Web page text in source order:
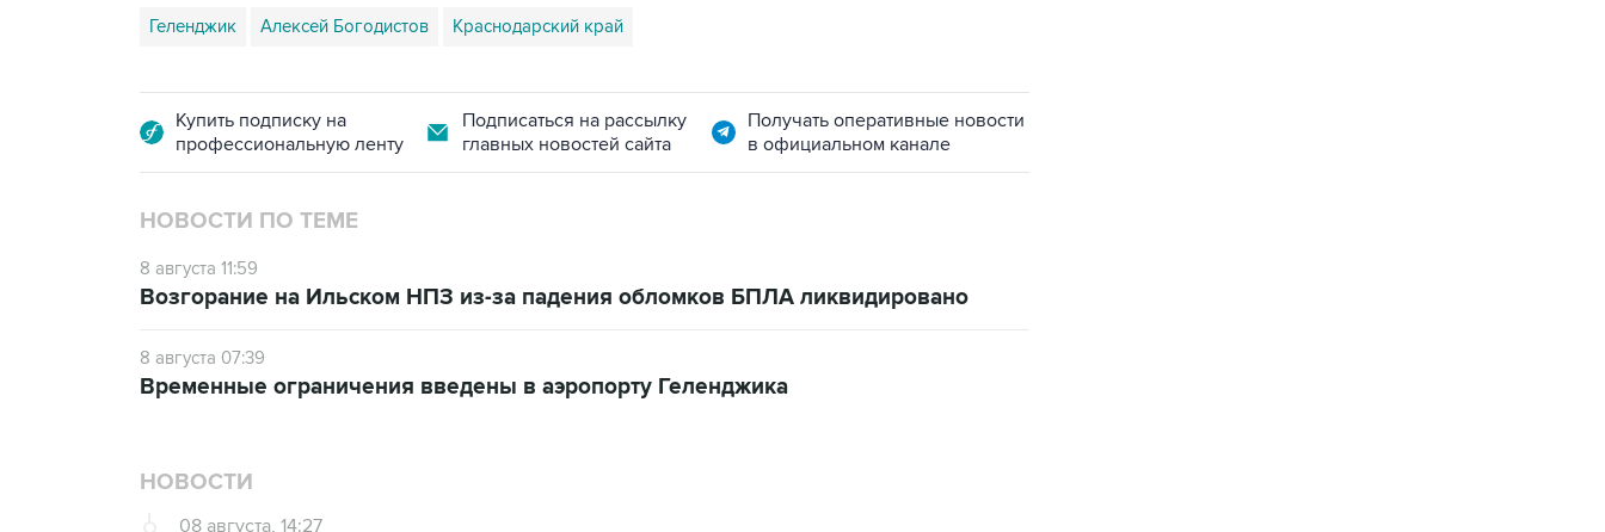
Геленджик Алексей Богодистов Краснодарский край
Купить подписку на
профессиональную ленту
Подписаться на рассылку
главных новостей сайта
Получать оперативные новости
в официальном канале
НОВОСТИ ПО ТЕМЕ
8 августа 11:59
Возгорание на Ильском НПЗ из-за падения обломков БПЛА ликвидировано
8 августа 07:39
Временные ограничения введены в аэропорту Геленджика
НОВОСТИ
08 августа, 14:27